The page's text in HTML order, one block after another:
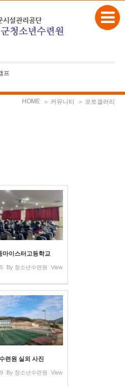
프
프
HOME ＞ 커뮤니티 ＞ 포토갤러리
마이스터고등학교
By 청소년수련원
View
련원 실외 사진
By 청소년수련원
View
케치북5
케치북5